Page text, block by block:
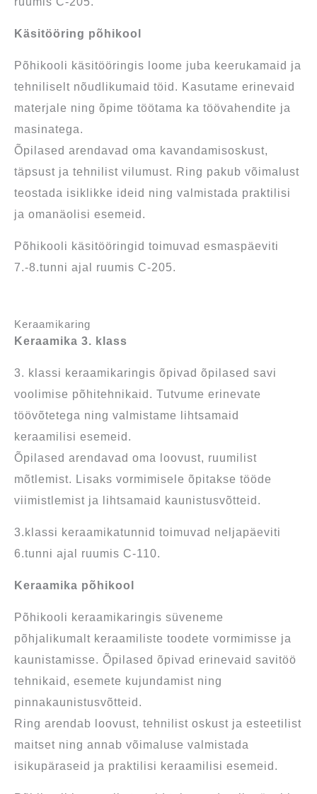
Käsitööring põhikool
Põhikooli käsitööringis loome juba keerukamaid ja
tehniliselt nõudlikumaid töid. Kasutame erinevaid
materjale ning õpime töötama ka töövahendite ja
masinatega.
Õpilased arendavad oma kavandamisoskust,
täpsust ja tehnilist vilumust. Ring pakub võimalust
teostada isiklikke ideid ning valmistada praktilisi
ja omanäolisi esemeid.
Põhikooli käsitööringid toimuvad esmaspäeviti
7.-8.tunni ajal ruumis C-205.
Keraamikaring
Keraamika 3. klass
3. klassi keraamikaringis õpivad õpilased savi
voolimise põhitehnikaid. Tutvume erinevate
töövõtetega ning valmistame lihtsamaid
keraamilisi esemeid.
Õpilased arendavad oma loovust, ruumilist
mõtlemist. Lisaks vormimisele õpitakse tööde
viimistlemist ja lihtsamaid kaunistusvõtteid.
3.klassi keraamikatunnid toimuvad neljapäeviti
6.tunni ajal ruumis C-110.
Keraamika põhikool
Põhikooli keraamikaringis süveneme
põhjalikumalt keraamiliste toodete vormimisse ja
kaunistamisse. Õpilased õpivad erinevaid savitöö
tehnikaid, esemete kujundamist ning
pinnakaunistusvõtteid.
Ring arendab loovust, tehnilist oskust ja esteetilist
maitset ning annab võimaluse valmistada
isikupäraseid ja praktilisi keraamilisi esemeid.